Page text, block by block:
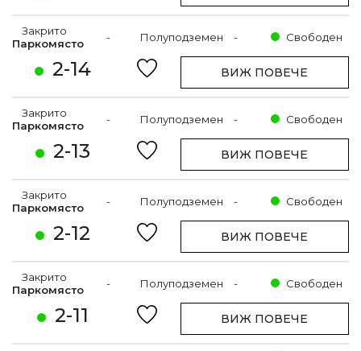
2-14
Закрито
Паркомясто
- Полуподземен - Свободен
ВИЖ ПОВЕЧЕ
2-13
Закрито
Паркомясто
- Полуподземен - Свободен
ВИЖ ПОВЕЧЕ
2-12
Закрито
Паркомясто
- Полуподземен - Свободен
ВИЖ ПОВЕЧЕ
2-11
Закрито
Паркомясто
- Полуподземен - Свободен
ВИЖ ПОВЕЧЕ